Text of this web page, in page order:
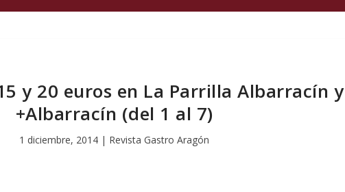
y 20 euros en La Parrilla Albarracín y
+Albarracín (del 1 al 7)
1 diciembre, 2014 | Revista Gastro Aragón